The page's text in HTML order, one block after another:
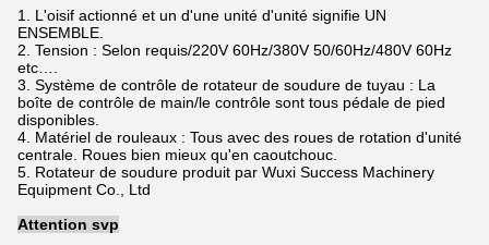
1. L'oisif actionné et un d'une unité d'unité signifie UN
ENSEMBLE.
2. Tension : Selon requis/220V 60Hz/380V 50/60Hz/480V 60Hz
etc….
3. Système de contrôle de rotateur de soudure de tuyau : La
boîte de contrôle de main/le contrôle sont tous pédale de pied
disponibles.
4. Matériel de rouleaux : Tous avec des roues de rotation d'unité
centrale. Roues bien mieux qu'en caoutchouc.
5. Rotateur de soudure produit par Wuxi Success Machinery
Equipment Co., Ltd
Attention svp